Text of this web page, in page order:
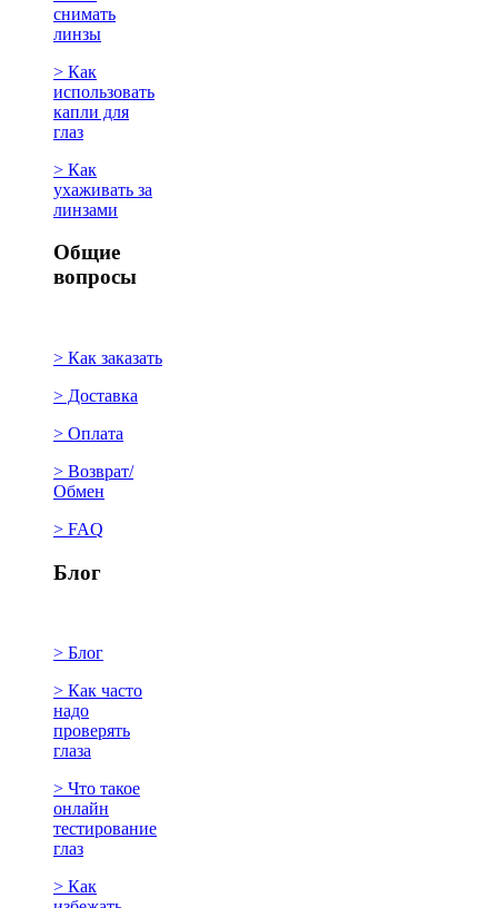
снимать
линзы
> Как
использовать
капли для
глаз
> Как
ухаживать за
линзами
Общие
вопросы
> Как заказать
> Доставка
> Оплата
> Возврат/
Обмен
> FAQ
Блог
> Блог
> Как часто
надо
проверять
глаза
> Что такое
онлайн
тестирование
глаз
> Как